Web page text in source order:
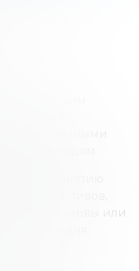
сухим
доходом.
к понятию
активов,
Эти резервы или
для
могут